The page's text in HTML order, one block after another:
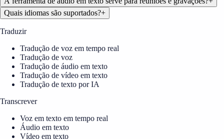
Quais idiomas são suportados?+
Traduzir
Tradução de voz em tempo real
Tradução de voz
Tradução de áudio em texto
Tradução de vídeo em texto
Tradução de texto por IA
Transcrever
Voz em texto em tempo real
Áudio em texto
Vídeo em texto